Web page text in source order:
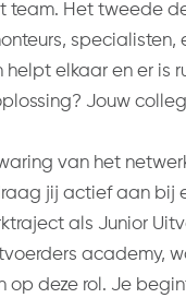
team. Het tweede
helpt elkaar en er is
Jouw
van het
jij actief aan bij
als Junior
academy,
op deze rol. Je